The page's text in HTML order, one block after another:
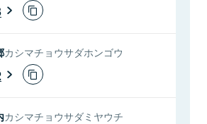
カシマチョウサダホンゴウ
カシマチョウサダミヤウチ